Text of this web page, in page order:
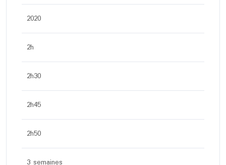
2020
2h
2h30
2h45
2h50
3 semaines